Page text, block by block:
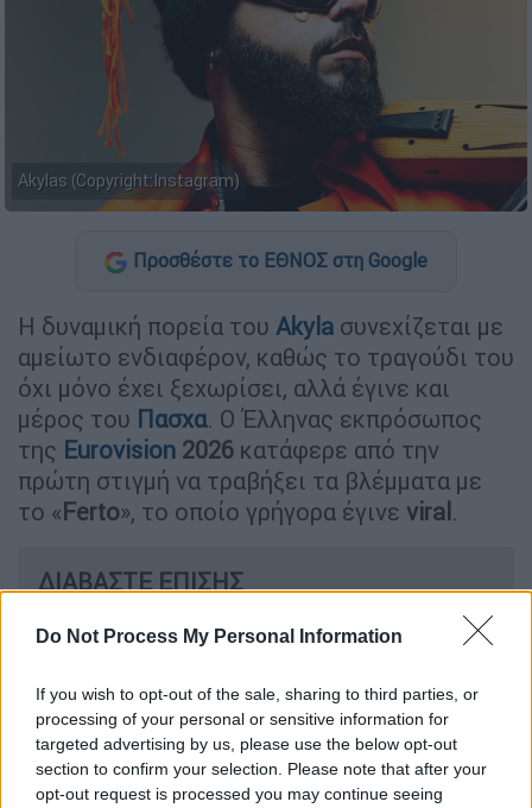
Do Not Process My Personal Information
If you wish to opt-out of the sale, sharing to third parties, or
processing of your personal or sensitive information for
targeted advertising by us, please use the below opt-out
section to confirm your selection. Please note that after your
opt-out request is processed you may continue seeing
Akylas (Copyright:Instagram)
Προσθέστε το ΕΘΝΟΣ στη Google
Η δυναμική πορεία του Akyla συνεχίζεται με
αμείωτο ενδιαφέρον, καθώς το τραγούδι του
όχι μόνο έχει ξεχωρίσει, αλλά έγινε και
μέρος του Πασχα. Ο Έλληνας εκπρόσωπος
της Eurovision 2026 κατάφερε από την
πρώτη στιγμή να τραβήξει τα βλέμματα με
το «Ferto», το οποίο γρήγορα έγινε viral .
ΔΙΑΒΑΣΤΕ ΕΠΙΣΗΣ
Τηλεόραση|08.04.2026 14:40
εισβάλλει στη σειρά και το Νεοχώρι
χορεύει στον ρυθμό του «Ferto»